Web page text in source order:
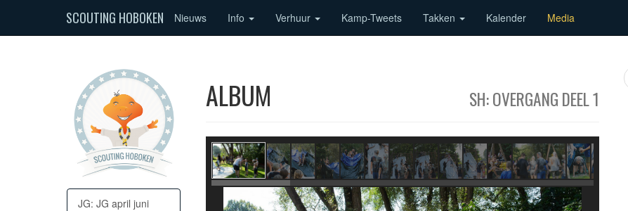
SCOUTING HOBOKEN Nieuws Info Verhuur Kamp-Tweets Takken Kalender Media
JG: JG april juni
ALBUM SH: OVERGANG DEEL 1